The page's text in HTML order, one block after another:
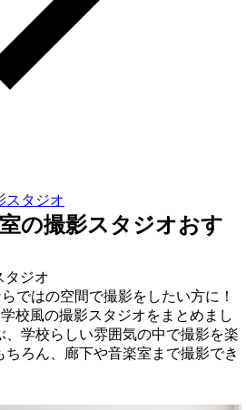
スタジオ
室の撮影スタジオおす
タジオ
ではの空間で撮影をしたい方に！
校風の撮影スタジオをまとめまし
、学校らしい雰囲気の中で撮影を楽
ちろん、廊下や音楽室まで撮影でき